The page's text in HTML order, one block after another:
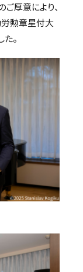
ご厚意により、
労勲章星付大
。